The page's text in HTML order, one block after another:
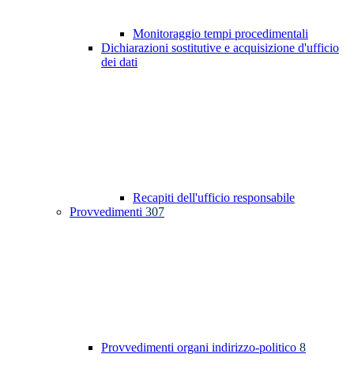
Monitoraggio tempi procedimentali
Dichiarazioni sostitutive e acquisizione d'ufficio
dei dati
Recapiti dell'ufficio responsabile
Provvedimenti 307
Provvedimenti organi indirizzo-politico 8